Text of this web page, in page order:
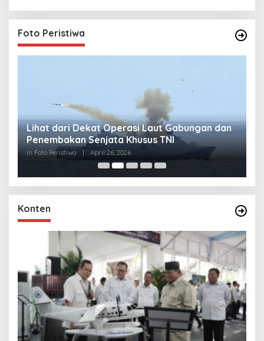
Foto Peristiwa
Lihat dari Dekat Operasi Laut Gabungan dan
Penembakan Senjata Khusus TNI
In Foto Peristiwa April 26, 2026
Konten